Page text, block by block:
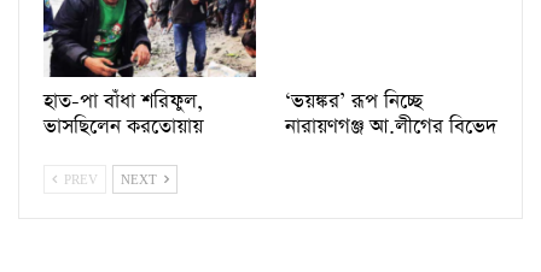
হাত-পা বাঁধা শরিফুল,
ভাসছিলেন করতোয়ায়
‘ভয়ঙ্কর’ রূপ নিচ্ছে
নারায়ণগঞ্জ আ.লীগের বিভেদ
PREV NEXT